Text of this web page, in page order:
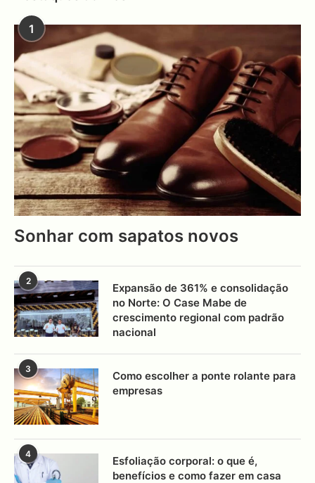
1
Sonhar com sapatos novos
2
Expansão de 361% e consolidação
no Norte: O Case Mabe de
crescimento regional com padrão
nacional
3
Como escolher a ponte rolante para
empresas
4
Esfoliação corporal: o que é,
benefícios e como fazer em casa